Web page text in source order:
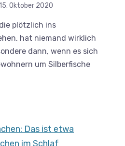
Oktober 2020
plötzlich ins
hat niemand wirklich
dann, wenn es sich
um Silberfische